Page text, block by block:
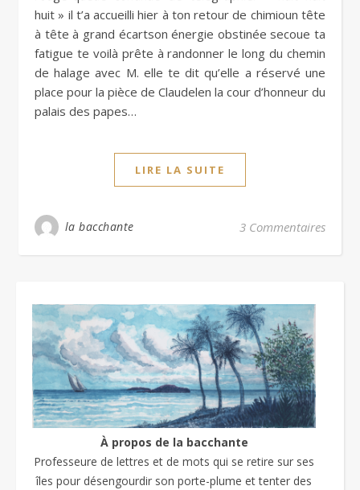
huit » il t’a accueilli hier à ton retour de chimioun tête
à tête à grand écartson énergie obstinée secoue ta
fatigue te voilà prête à randonner le long du chemin
de halage avec M. elle te dit qu’elle a réservé une
place pour la pièce de Claudelen la cour d’honneur du
palais des papes…
LIRE LA SUITE
la bacchante 3 Commentaires
À propos de la bacchante
Professeure de lettres et de mots qui se retire sur ses
îles pour désengourdir son porte-plume et tenter des